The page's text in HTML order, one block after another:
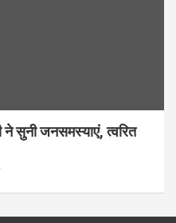
ने सुनी जनसमस्याएं, त्वरित